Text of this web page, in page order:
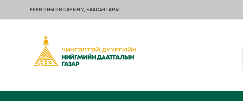
2026 ОНЫ 08 САРЫН 7, БААСАН ГАРАГ